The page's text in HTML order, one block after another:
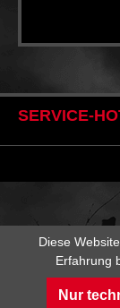
SERVICE-
Diese
Erfahrung
Nur